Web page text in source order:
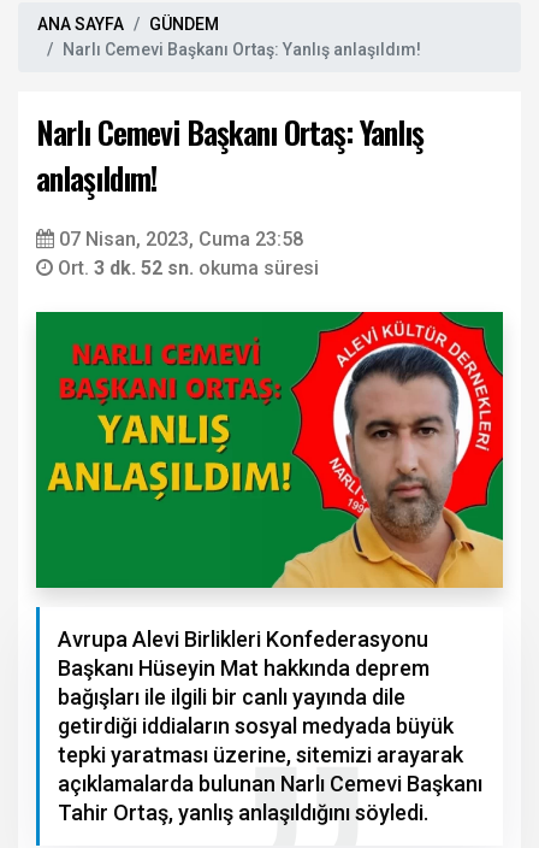
ANA SAYFA
GÜNDEM
Narlı Cemevi Başkanı Ortaş: Yanlış anlaşıldım!
Narlı Cemevi Başkanı Ortaş: Yanlış
anlaşıldım!
07 Nisan, 2023, Cuma 23:58
Ort. 3 dk. 52 sn. okuma süresi
Avrupa Alevi Birlikleri Konfederasyonu
Başkanı Hüseyin Mat hakkında deprem
bağışları ile ilgili bir canlı yayında dile
getirdiği iddiaların sosyal medyada büyük
tepki yaratması üzerine, sitemizi arayarak
açıklamalarda bulunan Narlı Cemevi Başkanı
Tahir Ortaş, yanlış anlaşıldığını söyledi.